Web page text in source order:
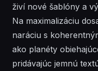
živí nové šablóny a
Na maximalizáciu
naráciu s
ako planéty
pridávajúc jemnú